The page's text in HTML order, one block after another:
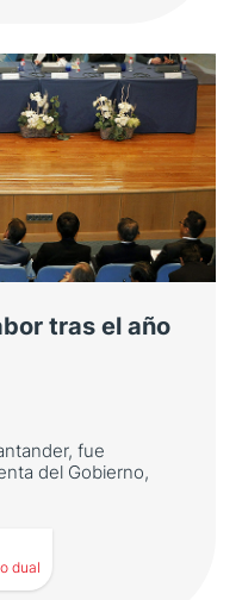
abordará las
de
en
económico
tras el año
fue
del Gobierno,
dual